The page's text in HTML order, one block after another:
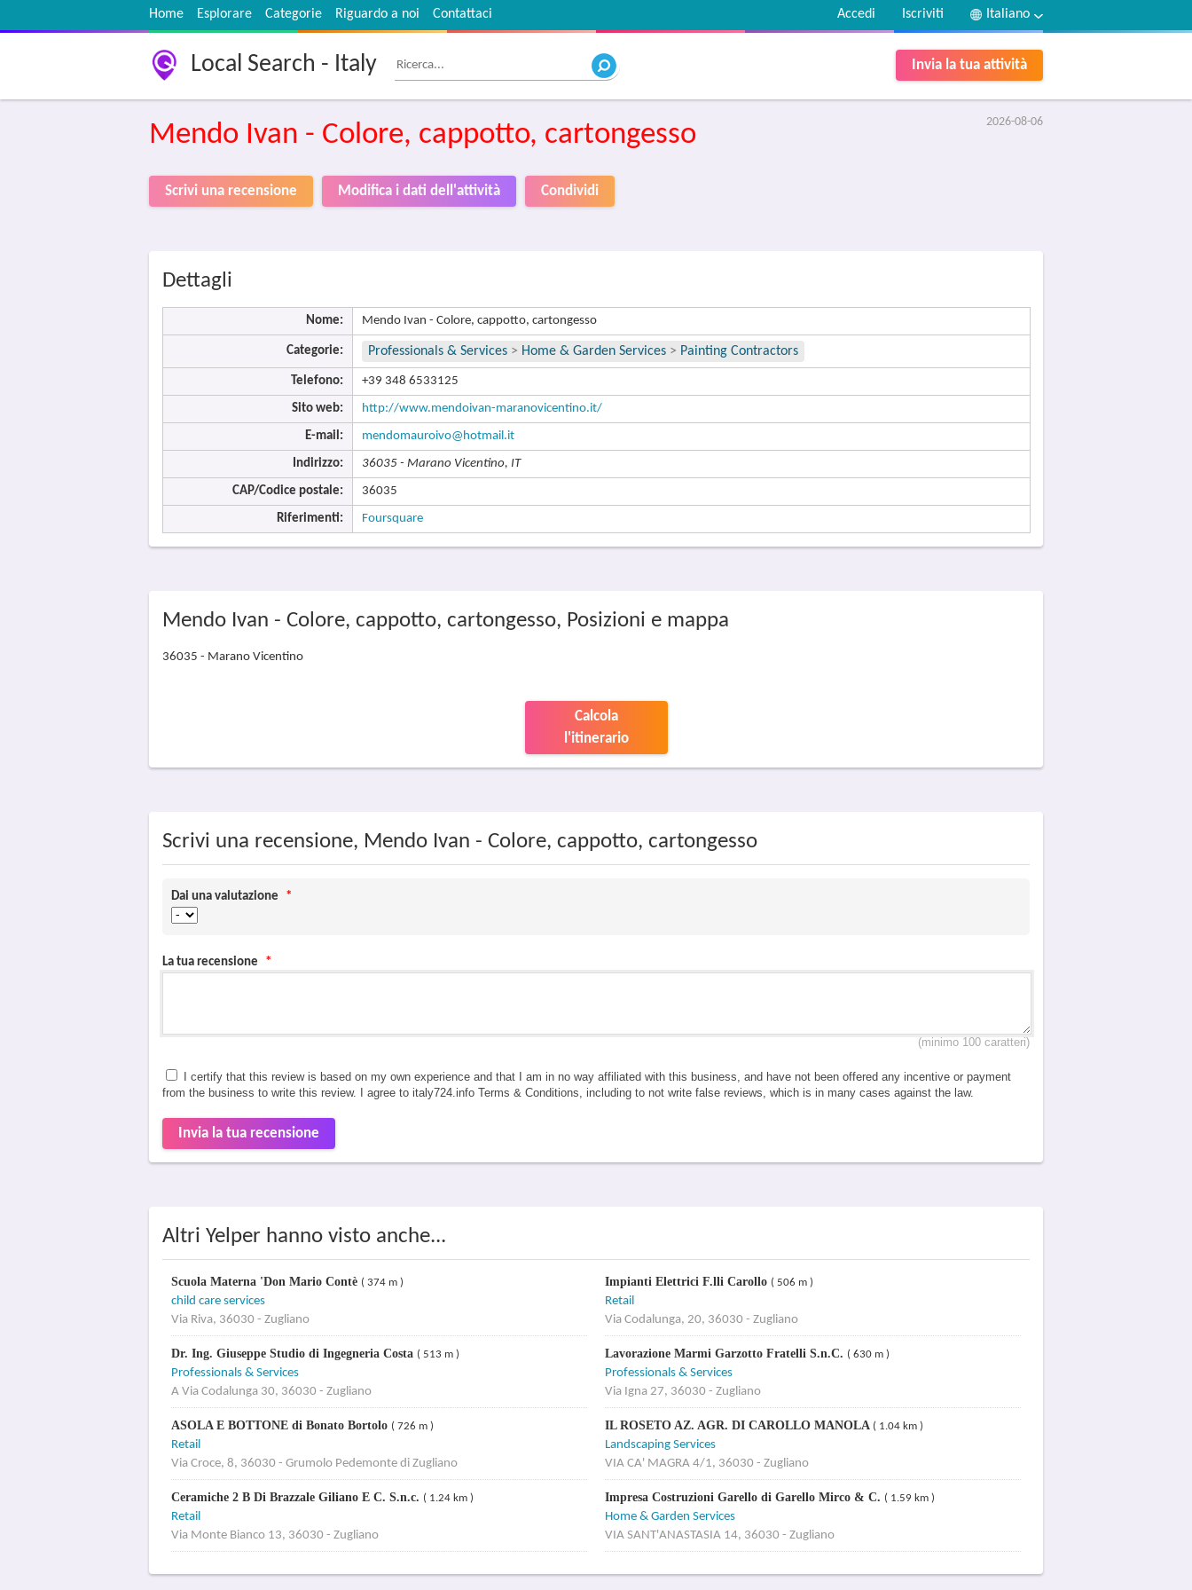
Home Esplorare Categorie Riguardo a noi Contattaci Italiano
Iscriviti
Accedi
Local Search - Italy Invia la tua attività
2026-08-06
Mendo Ivan - Colore, cappotto, cartongesso
Scrivi una recensione Modifica i dati dell'attività Condividi
Dettagli
Nome: Mendo Ivan - Colore, cappotto, cartongesso
Categorie: Professionals & Services > Home & Garden Services > Painting Contractors
Telefono: +39 348 6533125
Sito web: http://www.mendoivan-maranovicentino.it/
E-mail: mendomauroivo@hotmail.it
Indirizzo: 36035 - Marano Vicentino, IT
CAP/Codice postale: 36035
Riferimenti: Foursquare
Mendo Ivan - Colore, cappotto, cartongesso, Posizioni e mappa
36035 - Marano Vicentino
Calcola
l'itinerario
Scrivi una recensione, Mendo Ivan - Colore, cappotto, cartongesso
Dai una valutazione *
La tua recensione *
(minimo 100 caratteri)
I certify that this review is based on my own experience and that I am in no way affiliated with this business, and have not been offered any incentive or payment
from the business to write this review. I agree to italy724.info Terms & Conditions, including to not write false reviews, which is in many cases against the law.
Invia la tua recensione
Altri Yelper hanno visto anche...
Scuola Materna 'Don Mario Contè ( 374 m )
child care services
Via Riva, 36030 - Zugliano
Impianti Elettrici F.lli Carollo ( 506 m )
Retail
Via Codalunga, 20, 36030 - Zugliano
Dr. Ing. Giuseppe Studio di Ingegneria Costa ( 513 m )
Professionals & Services
A Via Codalunga 30, 36030 - Zugliano
Lavorazione Marmi Garzotto Fratelli S.n.C. ( 630 m )
Professionals & Services
Via Igna 27, 36030 - Zugliano
ASOLA E BOTTONE di Bonato Bortolo ( 726 m )
Retail
Via Croce, 8, 36030 - Grumolo Pedemonte di Zugliano
IL ROSETO AZ. AGR. DI CAROLLO MANOLA ( 1.04 km )
Landscaping Services
VIA CA' MAGRA 4/1, 36030 - Zugliano
Ceramiche 2 B Di Brazzale Giliano E C. S.n.c. ( 1.24 km )
Retail
Via Monte Bianco 13, 36030 - Zugliano
Impresa Costruzioni Garello di Garello Mirco & C. ( 1.59 km )
Home & Garden Services
VIA SANT'ANASTASIA 14, 36030 - Zugliano